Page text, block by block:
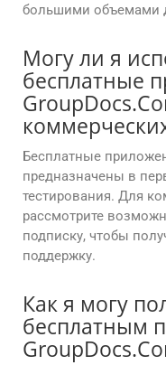
большими объемами
Могу ли я
бесплатные
Бесплатные
предназначены в
тестирования. Для
рассмотрите
подписку, чтобы
поддержку.
Как я могу
бесплатным